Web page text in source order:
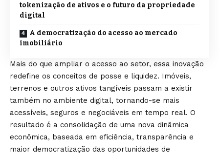
tokenização de ativos e o futuro da propriedade
digital
A democratização do acesso ao mercado
imobiliário
Mais do que ampliar o acesso ao setor, essa inovação
redefine os conceitos de posse e liquidez. Imóveis,
terrenos e outros ativos tangíveis passam a existir
também no ambiente digital, tornando-se mais
acessíveis, seguros e negociáveis em tempo real. O
resultado é a consolidação de uma nova dinâmica
econômica, baseada em eficiência, transparência e
maior democratização das oportunidades de